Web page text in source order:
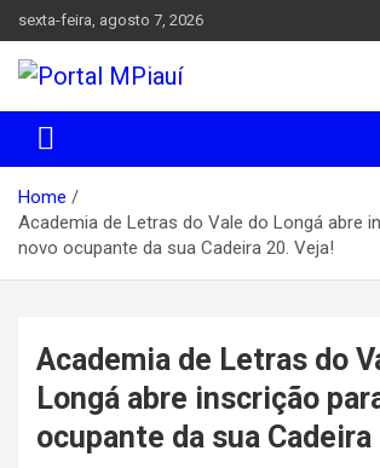
to
content
sexta-feira, agosto 7, 2026
Portal MPiauí
Parnaíba
Home
Academia de Letras do Vale do Longá abre
novo ocupante da sua Cadeira 20. Veja!
Academia de Letras do
Longá abre inscrição
ocupante da sua Cadeira